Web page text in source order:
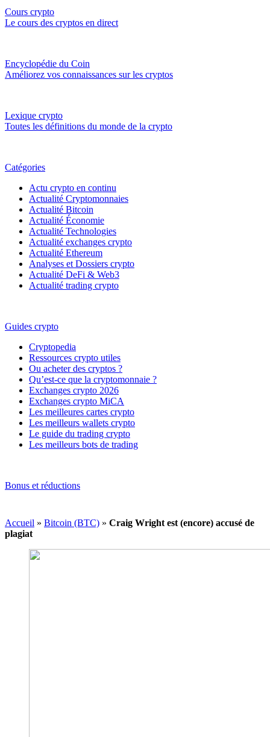
Cours crypto
Le cours des cryptos en direct
Encyclopédie du Coin
Améliorez vos connaissances sur les cryptos
Lexique crypto
Toutes les définitions du monde de la crypto
Catégories
Actu crypto en continu
Actualité Cryptomonnaies
Actualité Bitcoin
Actualité Économie
Actualité Technologies
Actualité exchanges crypto
Actualité Ethereum
Analyses et Dossiers crypto
Actualité DeFi & Web3
Actualité trading crypto
Guides crypto
Cryptopedia
Ressources crypto utiles
Ou acheter des cryptos ?
Qu’est-ce que la cryptomonnaie ?
Exchanges crypto 2026
Exchanges crypto MiCA
Les meilleures cartes crypto
Les meilleurs wallets crypto
Le guide du trading crypto
Les meilleurs bots de trading
Bonus et réductions
Accueil » Bitcoin (BTC) » Craig Wright est (encore) accusé de
plagiat